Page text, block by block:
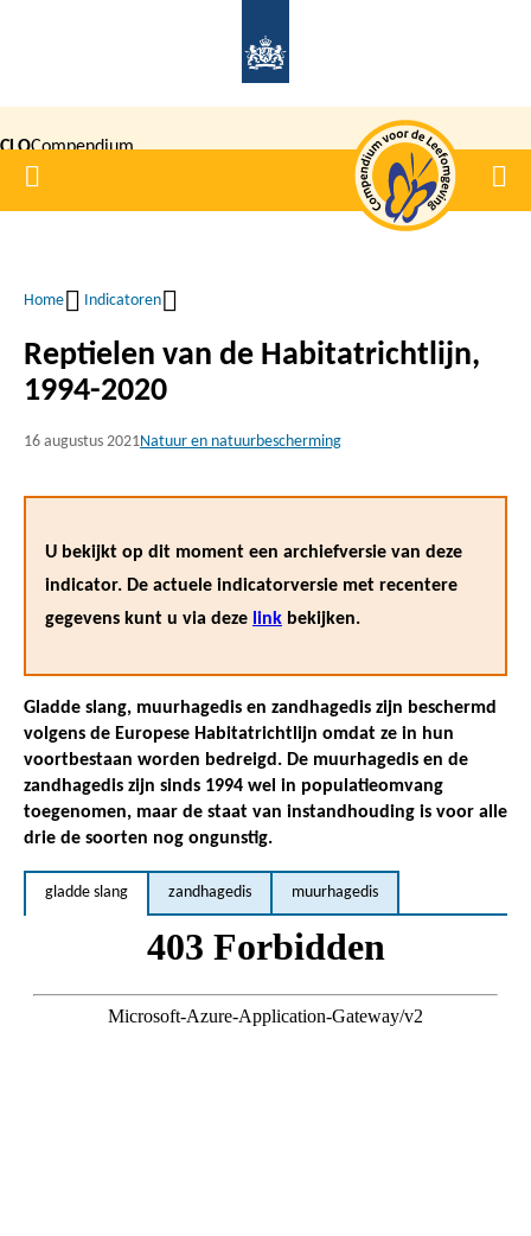
inhoud
gaan
CLOCompendium
voor de
Home
Kruimelpad
Home Indicatoren
Reptielen van de Habitatrichtlijn,
1994-2020
16 augustus 2021Natuur en natuurbescherming
U bekijkt op dit moment een archiefversie van deze
indicator. De actuele indicatorversie met recentere
gegevens kunt u via deze link bekijken.
Gladde slang, muurhagedis en zandhagedis zijn beschermd
volgens de Europese Habitatrichtlijn omdat ze in hun
voortbestaan worden bedreigd. De muurhagedis en de
zandhagedis zijn sinds 1994 wel in populatieomvang
toegenomen, maar de staat van instandhouding is voor alle
drie de soorten nog ongunstig.
gladde slang zandhagedis muurhagedis